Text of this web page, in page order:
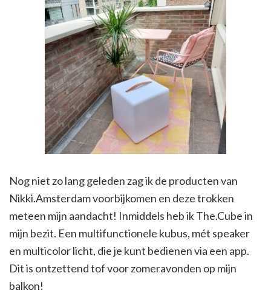
Nog niet zo lang geleden zag ik de producten van
Nikki.Amsterdam voorbijkomen en deze trokken
meteen mijn aandacht! Inmiddels heb ik The.Cube in
mijn bezit. Een multifunctionele kubus, mét speaker
en multicolor licht, die je kunt bedienen via een app.
Dit is ontzettend tof voor zomeravonden op mijn
balkon!